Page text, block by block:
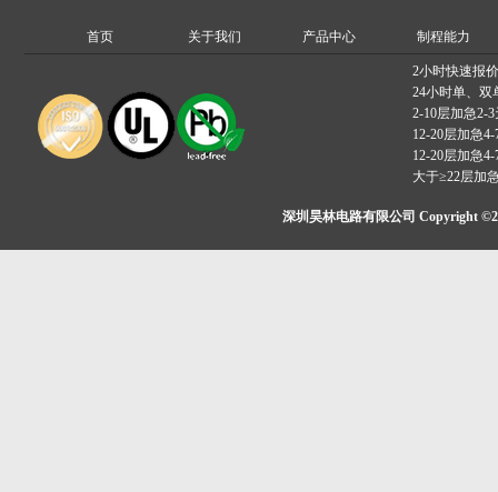
首页 关于我们 产品中心 制程能力
2小时快速报价
24小时单、双
2-10层加急2-3
12-20层加急4-
12-20层加急4-
大于≥22层加
深圳昊林电路有限公司 Copyright